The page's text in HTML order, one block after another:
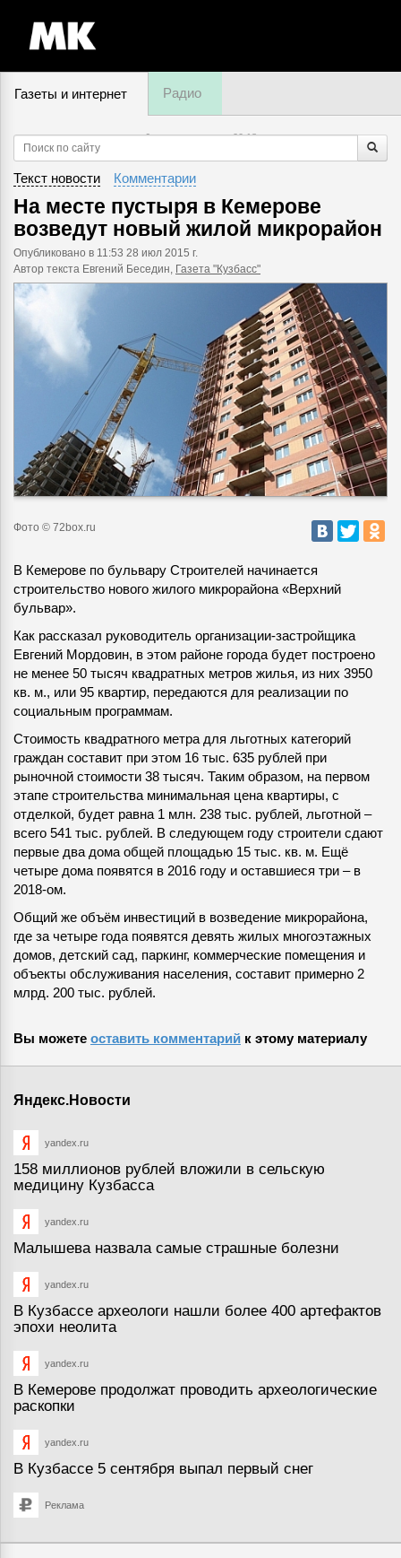
Газеты и интернет Радио
6 августа, четверг,20:18
Текст новости Комментарии
На месте пустыря в Кемерове
возведут новый жилой микрорайон
Опубликовано в 11:53 28 июл 2015 г.
Автор текста Евгений Беседин, Газета "Кузбасс"
Фото © 72box.ru
В Кемерове по бульвару Строителей начинается
строительство нового жилого микрорайона «Верхний
бульвар».
Как рассказал руководитель организации-застройщика
Евгений Мордовин, в этом районе города будет построено
не менее 50 тысяч квадратных метров жилья, из них 3950
кв. м., или 95 квартир, передаются для реализации по
социальным программам.
Стоимость квадратного метра для льготных категорий
граждан составит при этом 16 тыс. 635 рублей при
рыночной стоимости 38 тысяч. Таким образом, на первом
этапе строительства минимальная цена квартиры, с
отделкой, будет равна 1 млн. 238 тыс. рублей, льготной –
всего 541 тыс. рублей. В следующем году строители сдают
первые два дома общей площадью 15 тыс. кв. м. Ещё
четыре дома появятся в 2016 году и оставшиеся три – в
2018-ом.
Общий же объём инвестиций в возведение микрорайона,
где за четыре года появятся девять жилых многоэтажных
домов, детский сад, паркинг, коммерческие помещения и
объекты обслуживания населения, составит примерно 2
млрд. 200 тыс. рублей.
Вы можете оставить комментарий к этому материалу
Яндекс.Новости
yandex.ru
158 миллионов рублей вложили в сельскую
медицину Кузбасса
yandex.ru
Малышева назвала самые страшные болезни
yandex.ru
В Кузбассе археологи нашли более 400 артефактов
эпохи неолита
yandex.ru
В Кемерове продолжат проводить археологические
раскопки
yandex.ru
В Кузбассе 5 сентября выпал первый снег
Реклама